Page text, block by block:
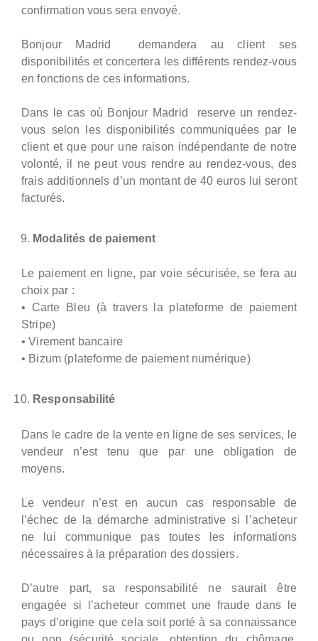
confirmation vous sera envoyé.
Bonjour Madrid demandera au client ses
disponibilités et concertera les différents rendez-vous
en fonctions de ces informations.
Dans le cas où Bonjour Madrid reserve un rendez-
vous selon les disponibilités communiquées par le
client et que pour une raison indépendante de notre
volonté, il ne peut vous rendre au rendez-vous, des
frais additionnels d’un montant de 40 euros lui seront
facturés.
Modalités de paiement
Le paiement en ligne, par voie sécurisée, se fera au
choix par :
• Carte Bleu (à travers la plateforme de paiement
Stripe)
• Virement bancaire
• Bizum (plateforme de paiement numérique)
Responsabilité
Dans le cadre de la vente en ligne de ses services, le
vendeur n’est tenu que par une obligation de
moyens.
Le vendeur n’est en aucun cas responsable de
l’échec de la démarche administrative si l’acheteur
ne lui communique pas toutes les informations
nécessaires à la préparation des dossiers.
D’autre part, sa responsabilité ne saurait être
engagée si l’acheteur commet une fraude dans le
pays d’origine que cela soit porté à sa connaissance